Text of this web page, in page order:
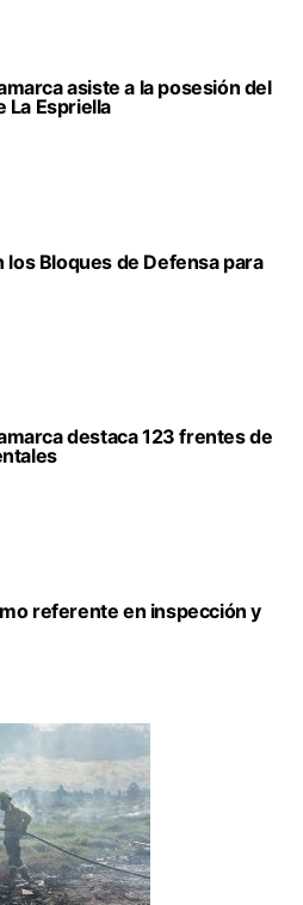
asiste a la posesión del
La Espriella
los Bloques de Defensa para
destaca 123 frentes de
referente en inspección y